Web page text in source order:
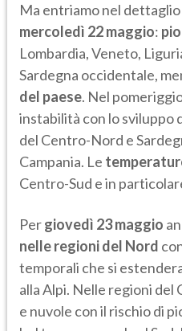
Ma entriamo nel dettaglio
mercoledì 22 maggio:
Lombardia, Veneto,
Sardegna occidentale,
del paese. Nel
instabilità con lo sviluppo
del Centro-Nord e
Campania. Le
Centro-Sud e in
Pergiovedì 23 maggio
nelle regioni del Nord
temporali che si
alla Alpi. Nelle regioni del
e nuvole con il rischio di